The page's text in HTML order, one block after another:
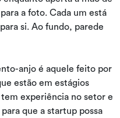
anjo é aquele feito por
estão em estágios
experiência no setor e
que a startup possa